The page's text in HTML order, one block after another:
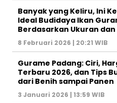
Banyak yang Keliru, Ini
Ideal Budidaya Ikan
Berdasarkan Ukuran dan
8 Februari 2026 | 20:21 WIB
Gurame Padang: Ciri,
Terbaru 2026, dan Tips
dari Benih sampai Panen
3 Januari 2026 | 13:59 WIB